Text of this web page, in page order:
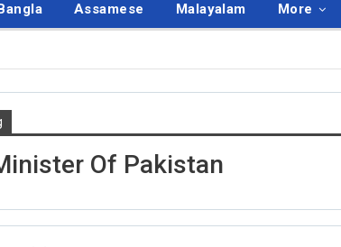
Assamese Malayalam More
Of Pakistan